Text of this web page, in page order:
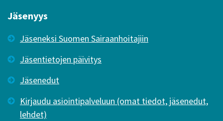
Jäsenyys
Jäseneksi Suomen Sairaanhoitajiin
Jäsentietojen päivitys
Jäsenedut
Kirjaudu asiointipalveluun (omat tiedot, jäsenedut,
lehdet)